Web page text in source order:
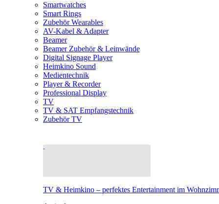
Smartwatches
Smart Rings
Zubehör Wearables
AV-Kabel & Adapter
Beamer
Beamer Zubehör & Leinwände
Digital Signage Player
Heimkino Sound
Medientechnik
Player & Recorder
Professional Display
TV
TV & SAT Empfangstechnik
Zubehör TV
TV & Heimkino – perfektes Entertainment im